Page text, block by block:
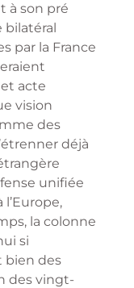
à son pré
bilatéral
par la France
acte
vision
des
déjà
unifiée
la colonne
si
bien des
des vingt-